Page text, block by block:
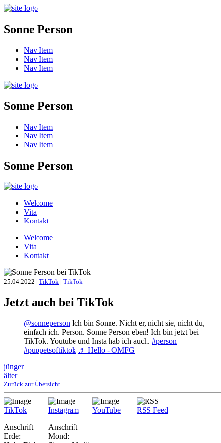
Sonne Person
Nav Item
Nav Item
Nav Item
Sonne Person
Nav Item
Nav Item
Nav Item
Sonne Person
Welcome
Vita
Kontakt
Welcome
Vita
Kontakt
25.04.2022 | TikTok | TikTok
Jetzt auch bei TikTok
@sonneperson Ich bin Sonne. Nicht er, nicht sie, nicht du,
einfach ich. Person. Sonne Person eben! Ich bin jetzt bei
TikTok. Youtube und Insta hab ich auch. #person
#puppetsoftiktok ♬ Hello - OMFG
jünger
älter
Zurück zur Übersicht
TikTok Instagram YouTube
RSS Feed
Anschrift
Erde:
Anschrift
Mond: